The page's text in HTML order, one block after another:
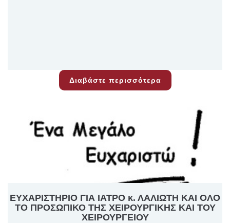
Διαβάστε περισσότερα
ΕΥΧΑΡΙΣΤΗΡΙΟ ΓΙΑ ΙΑΤΡΟ κ. ΛΑΛΙΩΤΗ ΚΑΙ ΟΛΟ
ΤΟ ΠΡΟΣΩΠΙΚΟ ΤΗΣ ΧΕΙΡΟΥΡΓΙΚΗΣ ΚΑΙ ΤΟΥ
ΧΕΙΡΟΥΡΓΕΙΟΥ